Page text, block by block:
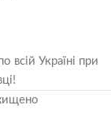
Україні при